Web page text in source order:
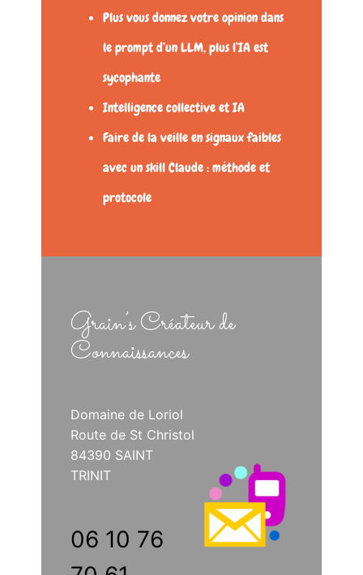
Plus vous donnez votre opinion dans
le prompt d’un LLM, plus l’IA est
sycophante
Intelligence collective et IA
Faire de la veille en signaux faibles
avec un skill Claude : méthode et
protocole
Grain’s Créateur de
Connaissances
Domaine de Loriol
Route de St Christol
84390 SAINT
TRINIT
06 10 76